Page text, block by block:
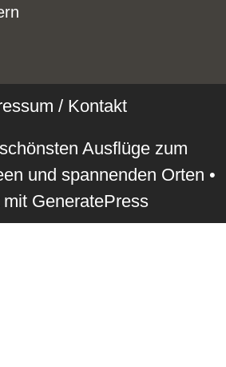
/ Kontakt
Ausflüge zum
und spannenden Orten •
mit GeneratePress